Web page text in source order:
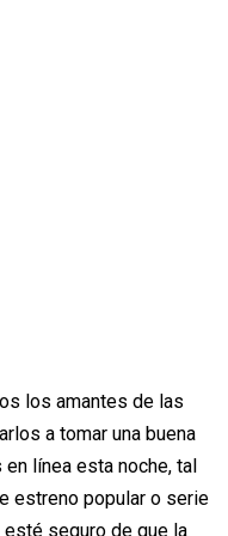
los amantes de las
a tomar una buena
línea esta noche, tal
estreno popular o serie
seguro de que la